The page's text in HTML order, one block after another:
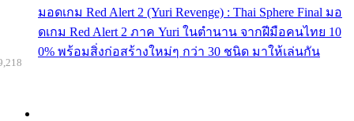
มอดเกม Red Alert 2 (Yuri Revenge) : Thai Sphere Final มอ
ดเกม Red Alert 2 ภาค Yuri ในตำนาน จากฝีมือคนไทย 10
0% พร้อมสิ่งก่อสร้างใหม่ๆ กว่า 30 ชนิด มาให้เล่นกัน